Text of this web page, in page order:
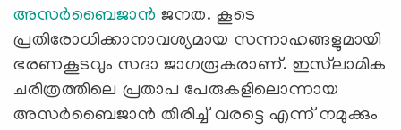
അസര്‍ബൈജാന്‍ ജനത. കൂടെ
പ്രതിരോധിക്കാനാവശ്യമായ സന്നാഹങ്ങളുമായി
ഭരണകൂടവും സദാ ജാഗരൂകരാണ്. ഇസ്‍ലാമിക
ചരിത്രത്തിലെ പ്രതാപ പേരുകളിലൊന്നായ
അസര്‍ബൈജാന്‍ തിരിച്ച് വരട്ടെ എന്ന് നമുക്കും